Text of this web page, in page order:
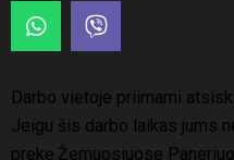
Darbo vietoje priimami
Jeigu šis darbo laikas jums
prekę Žemuosiuose